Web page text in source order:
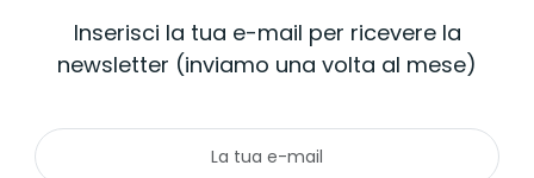
Inserisci la tua e-mail per ricevere la
newsletter (inviamo una volta al mese)